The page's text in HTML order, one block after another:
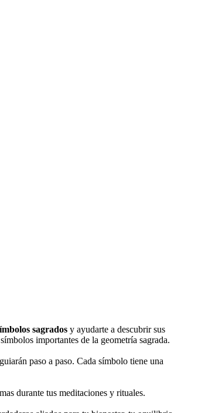
sagrados y ayudarte a descubrir sus
importantes de la geometría sagrada.
paso a paso. Cada símbolo tiene una
durante tus meditaciones y rituales.